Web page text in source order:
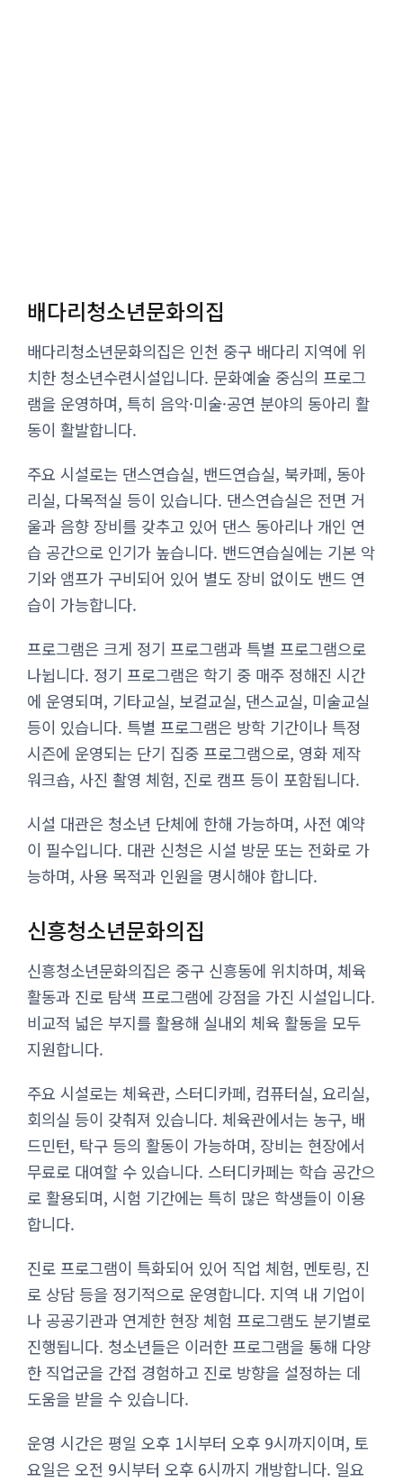
배다리청소년문화의집
배다리청소년문화의집은 인천 중구 배다리 지역에 위
치한 청소년수련시설입니다. 문화예술 중심의 프로그
램을 운영하며, 특히 음악·미술·공연 분야의 동아리 활
동이 활발합니다.
주요 시설로는 댄스연습실, 밴드연습실, 북카페, 동아
리실, 다목적실 등이 있습니다. 댄스연습실은 전면 거
울과 음향 장비를 갖추고 있어 댄스 동아리나 개인 연
습 공간으로 인기가 높습니다. 밴드연습실에는 기본 악
기와 앰프가 구비되어 있어 별도 장비 없이도 밴드 연
습이 가능합니다.
프로그램은 크게 정기 프로그램과 특별 프로그램으로
나뉩니다. 정기 프로그램은 학기 중 매주 정해진 시간
에 운영되며, 기타교실, 보컬교실, 댄스교실, 미술교실
등이 있습니다. 특별 프로그램은 방학 기간이나 특정
시즌에 운영되는 단기 집중 프로그램으로, 영화 제작
워크숍, 사진 촬영 체험, 진로 캠프 등이 포함됩니다.
시설 대관은 청소년 단체에 한해 가능하며, 사전 예약
이 필수입니다. 대관 신청은 시설 방문 또는 전화로 가
능하며, 사용 목적과 인원을 명시해야 합니다.
신흥청소년문화의집
신흥청소년문화의집은 중구 신흥동에 위치하며, 체육
활동과 진로 탐색 프로그램에 강점을 가진 시설입니다.
비교적 넓은 부지를 활용해 실내외 체육 활동을 모두
지원합니다.
주요 시설로는 체육관, 스터디카페, 컴퓨터실, 요리실,
회의실 등이 갖춰져 있습니다. 체육관에서는 농구, 배
드민턴, 탁구 등의 활동이 가능하며, 장비는 현장에서
무료로 대여할 수 있습니다. 스터디카페는 학습 공간으
로 활용되며, 시험 기간에는 특히 많은 학생들이 이용
합니다.
진로 프로그램이 특화되어 있어 직업 체험, 멘토링, 진
로 상담 등을 정기적으로 운영합니다. 지역 내 기업이
나 공공기관과 연계한 현장 체험 프로그램도 분기별로
진행됩니다. 청소년들은 이러한 프로그램을 통해 다양
한 직업군을 간접 경험하고 진로 방향을 설정하는 데
도움을 받을 수 있습니다.
운영 시간은 평일 오후 1시부터 오후 9시까지이며, 토
요일은 오전 9시부터 오후 6시까지 개방합니다. 일요